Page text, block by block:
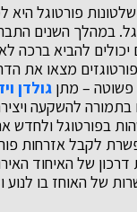
פורטוגל היא
במהלך השנים
להביא ברכה
מצאו את
– מתן גולדן
בתמורה להשקעה
בפורטוגל ולחדש
לקבל אזרחות
של האיחוד
של האוחז בו לנוע